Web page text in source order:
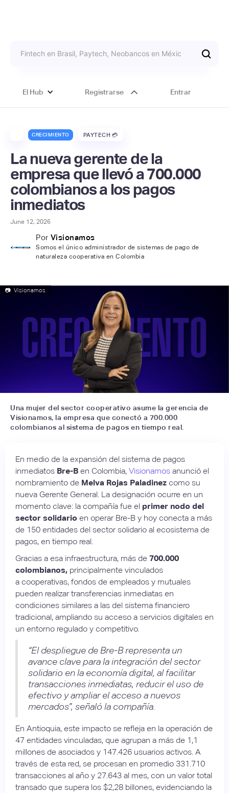
El Hub Registrarse Entrar
CRECIMIENTO PAYTECH 💳
La nueva gerente de la
empresa que llevó a 700.000
colombianos a los pagos
inmediatos
June 12, 2026
Por Visionamos
Somos el único administrador de sistemas de pago de
naturaleza cooperativa en Colombia
📷 Visionamos
Una mujer del sector cooperativo asume la gerencia de
Visionamos, la empresa que conectó a 700.000
colombianos al sistema de pagos en tiempo real.
En medio de la expansión del sistema de pagos
inmediatos Bre-B en Colombia, Visionamos anunció el
nombramiento de Melva Rojas Paladinez como su
nueva Gerente General. La designación ocurre en un
momento clave: la compañía fue el primer nodo del
sector solidario en operar Bre-B y hoy conecta a más
de 150 entidades del sector solidario al ecosistema de
pagos, en tiempo real.
Gracias a esa infraestructura, más de 700.000
colombianos, principalmente vinculados
a cooperativas, fondos de empleados y mutuales
pueden realizar transferencias inmediatas en
condiciones similares a las del sistema financiero
tradicional, ampliando su acceso a servicios digitales en
un entorno regulado y competitivo.
“El despliegue de Bre-B representa un
avance clave para la integración del sector
solidario en la economía digital, al facilitar
transacciones inmediatas, reducir el uso de
efectivo y ampliar el acceso a nuevos
mercados”, señaló la compañía.
En Antioquia, este impacto se refleja en la operación de
47 entidades vinculadas, que agrupan a más de 1,1
millones de asociados y 147.426 usuarios activos. A
través de esta red, se procesan en promedio 331.710
transacciones al año y 27.643 al mes, con un valor total
transado que supera los $2,28 billones, evidenciando la